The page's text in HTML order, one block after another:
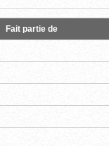
Fait partie de